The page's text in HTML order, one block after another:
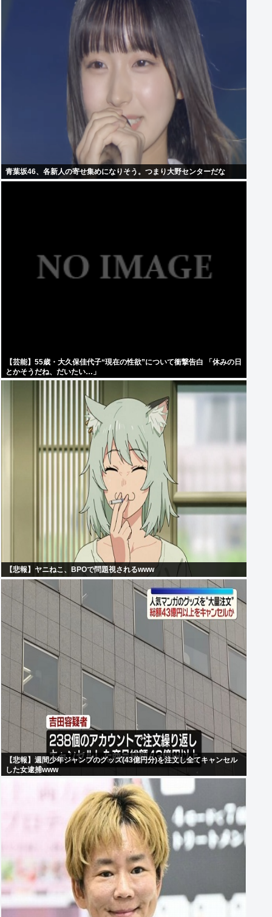
青葉坂46、各新人の寄せ集めになりそう。つまり大野センターだな
【芸能】55歳・大久保佳代子“現在の性欲”について衝撃告白 「休みの日
とかそうだね、だいたい…」
【悲報】ヤニねこ、BPOで問題視されるwww
【悲報】週間少年ジャンプのグッズ(43億円分)を注文し全てキャンセル
した女逮捕www